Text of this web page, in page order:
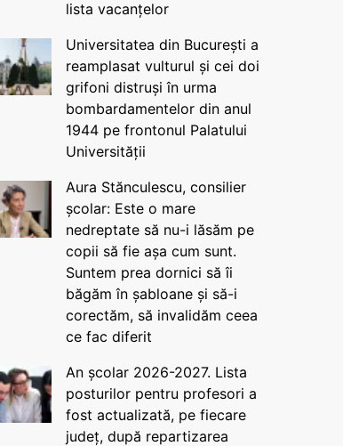
lista vacanțelor
Universitatea din București a
reamplasat vulturul și cei doi
grifoni distruși în urma
bombardamentelor din anul
1944 pe frontonul Palatului
Universității
Aura Stănculescu, consilier
școlar: Este o mare
nedreptate să nu-i lăsăm pe
copii să fie așa cum sunt.
Suntem prea dornici să îi
băgăm în șabloane și să-i
corectăm, să invalidăm ceea
ce fac diferit
An școlar 2026-2027. Lista
posturilor pentru profesori a
fost actualizată, pe fiecare
județ, după repartizarea